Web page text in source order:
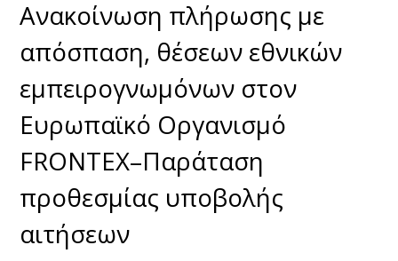
Ανακοίνωση πλήρωσης με
απόσπαση, θέσεων εθνικών
εμπειρογνωμόνων στον
Ευρωπαϊκό Οργανισμό
FRONTEX–Παράταση
προθεσμίας υποβολής
αιτήσεων